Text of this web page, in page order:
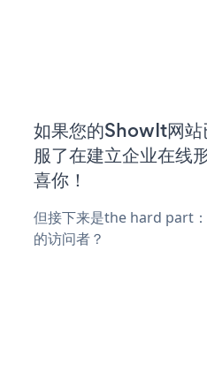
如果您的ShowIt网站
服了在建立企业在线
喜你！
但接下来是the hard part
的访问者？